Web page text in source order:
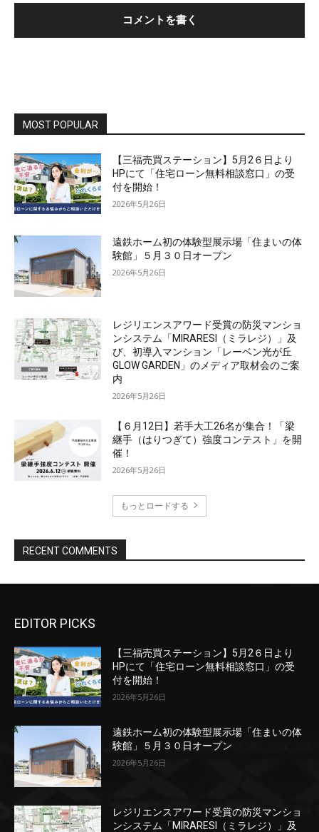
EDITOR PICKS
【三福売買ステーション】5月2６日より
HPにて「住宅ローン無料相談窓口」の受
付を開始！
2026年5月26日
遠鉄ホーム初の体験型展示場「住まいの体
験館」５月３０日オープン
2026年5月26日
レジリエンスアワード受賞の防災マンショ
ンシステム「MIRARESI（ミラレジ）」及